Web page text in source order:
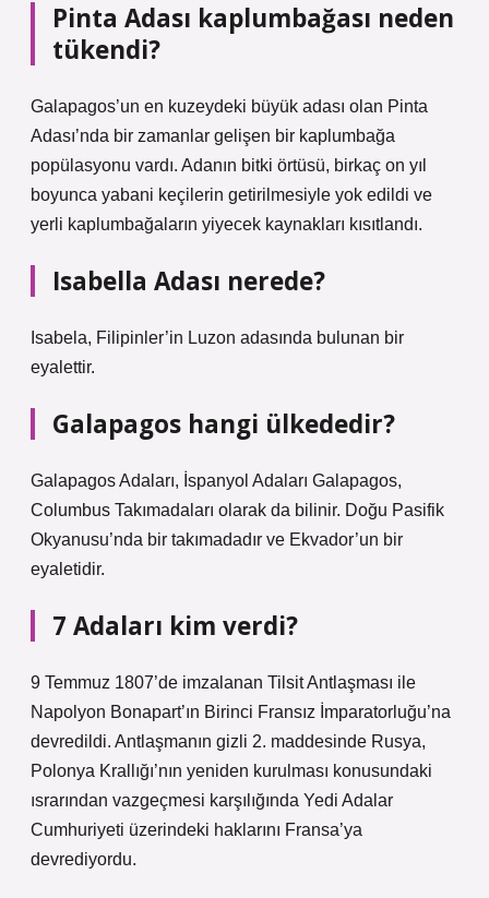
Pinta Adası kaplumbağası neden
tükendi?
Galapagos’un en kuzeydeki büyük adası olan Pinta
Adası’nda bir zamanlar gelişen bir kaplumbağa
popülasyonu vardı. Adanın bitki örtüsü, birkaç on yıl
boyunca yabani keçilerin getirilmesiyle yok edildi ve
yerli kaplumbağaların yiyecek kaynakları kısıtlandı.
Isabella Adası nerede?
Isabela, Filipinler’in Luzon adasında bulunan bir
eyalettir.
Galapagos hangi ülkededir?
Galapagos Adaları, İspanyol Adaları Galapagos,
Columbus Takımadaları olarak da bilinir. Doğu Pasifik
Okyanusu’nda bir takımadadır ve Ekvador’un bir
eyaletidir.
7 Adaları kim verdi?
9 Temmuz 1807’de imzalanan Tilsit Antlaşması ile
Napolyon Bonapart’ın Birinci Fransız İmparatorluğu’na
devredildi. Antlaşmanın gizli 2. maddesinde Rusya,
Polonya Krallığı’nın yeniden kurulması konusundaki
ısrarından vazgeçmesi karşılığında Yedi Adalar
Cumhuriyeti üzerindeki haklarını Fransa’ya
devrediyordu.